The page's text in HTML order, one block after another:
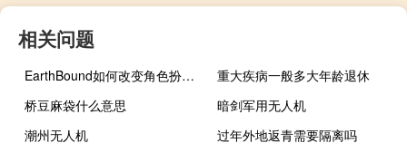
相关问题
EarthBound如何改变角色扮演游戏的含义
重大疾病一般多大年龄退休
桥豆麻袋什么意思
暗剑军用无人机
潮州无人机
过年外地返青需要隔离吗